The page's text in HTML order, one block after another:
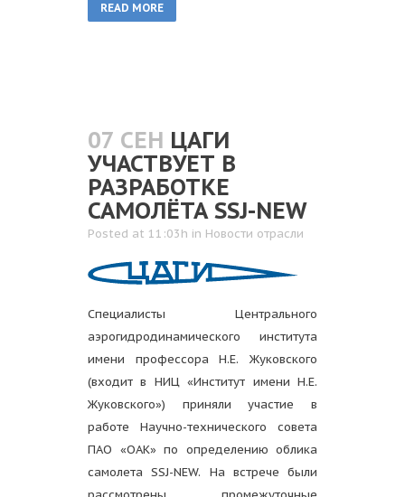
READ MORE
07 СЕН ЦАГИ
УЧАСТВУЕТ В
РАЗРАБОТКЕ
САМОЛЁТА SSJ-NEW
Posted at 11:03h in Новости отрасли
Специалисты Центрального
аэрогидродинамического института
имени профессора Н.Е. Жуковского
(входит в НИЦ «Институт имени Н.Е.
Жуковского») приняли участие в
работе Научно-технического совета
ПАО «ОАК» по определению облика
самолета SSJ-NEW. На встрече были